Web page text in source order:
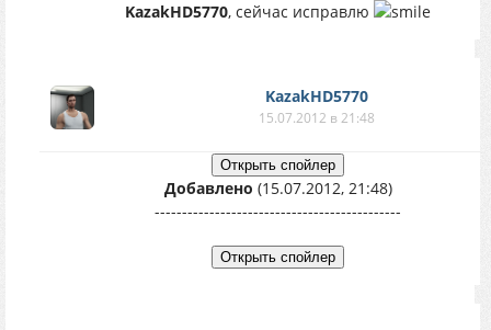
KazakHD5770, сейчас исправлю
KazakHD5770
15.07.2012 в 21:48
Добавлено (15.07.2012, 21:48)
---------------------------------------------